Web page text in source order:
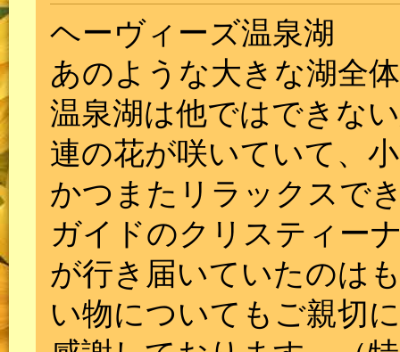
ヘーヴィーズ温泉湖
あのような大きな湖全
温泉湖は他ではできな
連の花が咲いていて、
かつまたリラックスで
ガイドのクリスティー
が行き届いていたのは
い物についてもご親切